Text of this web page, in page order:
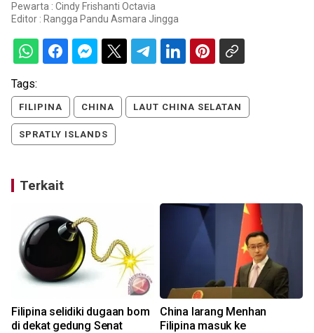
Pewarta : Cindy Frishanti Octavia
Editor : Rangga Pandu Asmara Jingga
Tags:
FILIPINA CHINA LAUT CHINA SELATAN
SPRATLY ISLANDS
Terkait
Filipina selidiki dugaan bom
di dekat gedung Senat
China larang Menhan
Filipina masuk ke